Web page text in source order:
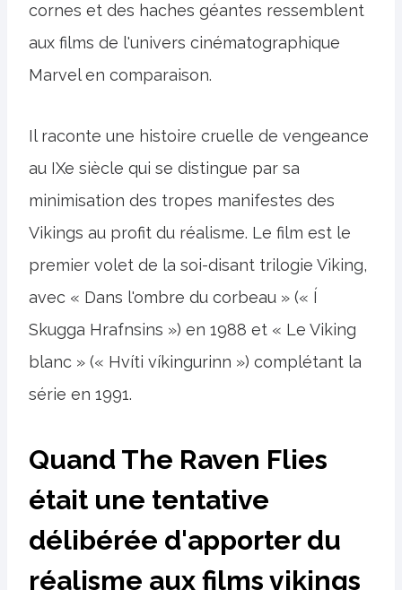
cornes et des haches géantes ressemblent
aux films de l'univers cinématographique
Marvel en comparaison.
Il raconte une histoire cruelle de vengeance
au IXe siècle qui se distingue par sa
minimisation des tropes manifestes des
Vikings au profit du réalisme. Le film est le
premier volet de la soi-disant trilogie Viking,
avec « Dans l'ombre du corbeau » (« Í
Skugga Hrafnsins ») en 1988 et « Le Viking
blanc » (« Hvíti víkingurinn ») complétant la
série en 1991.
Quand The Raven Flies
était une tentative
délibérée d'apporter du
réalisme aux films vikings